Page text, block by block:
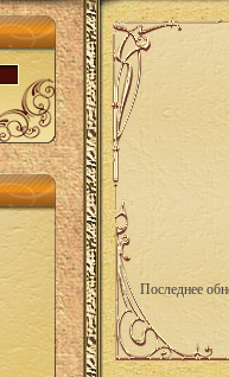
Последнее